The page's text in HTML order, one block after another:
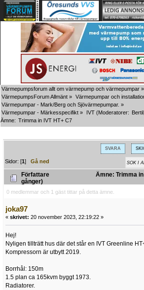
Värmepumpsforum allt om värmepump och värmepumpar »
VärmepumpsForum Allmänt » Värmepumpar och
Värmepumpar - Mark/Berg och Sjövärmepumpar. »
Värmepumpar - Märkesspecifikt » IVT (Moderatorer: Bertil
Ämne: Trimma in IVT HT+ C7
SVARA
Sidor: [1]Gå ned
Författare
Ämne: Trimma
gånger)
0 medlemmar och 1 gäst tittar på detta ämne.
joka97
« skrivet: 20 november 2023, 22:19:22 »
Hej!
Nyligen tillträtt hus där det står en IVT Greenline
Kompressorn är utbytt 2019.
Borrhål: 150m
1.5 plan ca 165kvm byggt 1973.
Radiatorer.